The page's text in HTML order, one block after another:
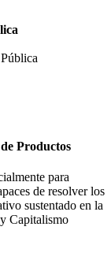
Productos
para
de resolver los
sustentado en la
Capitalismo